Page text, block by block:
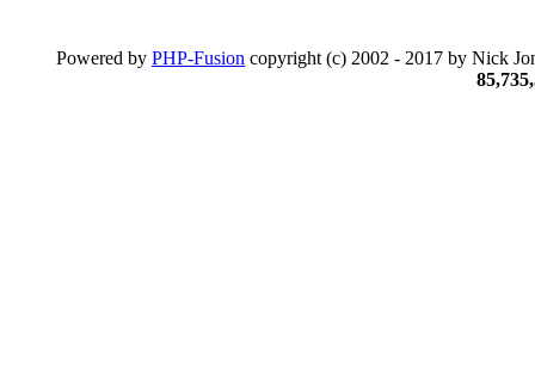
Powered by PHP-Fusion copyright (c) 2002 - 2017 by Nick